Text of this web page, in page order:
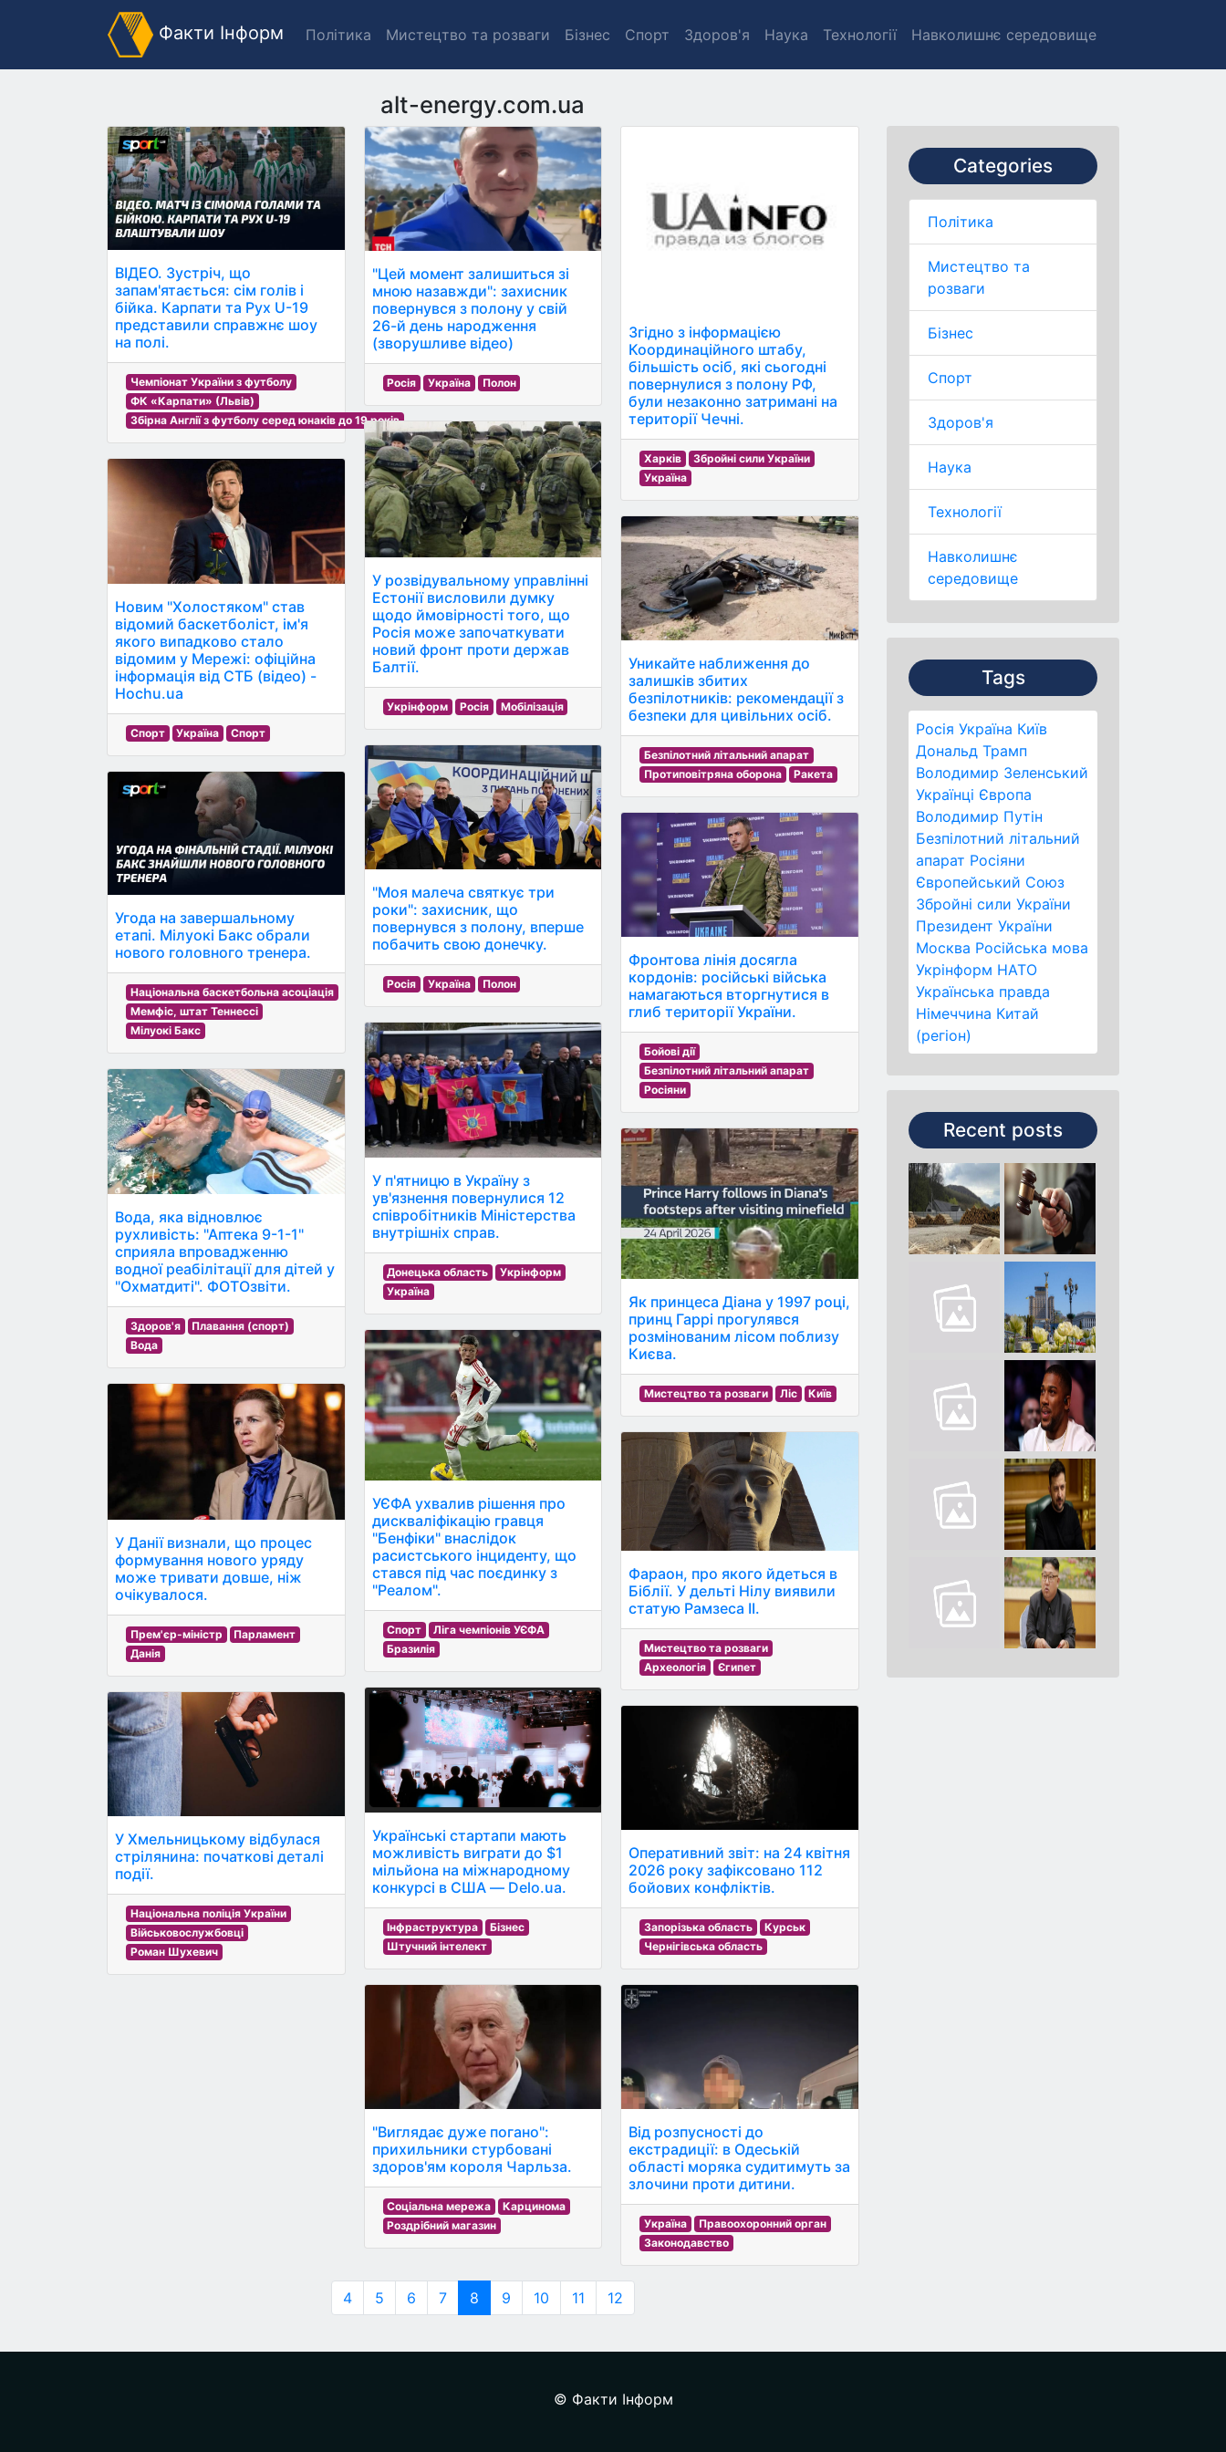
Факти Інформ Політика Мистецтво та розваги Бізнес Спорт Здоров'я Наука Технології Навколишнє середовище
alt-energy.com.ua
Categories
Політика
Мистецтво та
розваги
Бізнес
Спорт
Здоров'я
Наука
Технології
Навколишнє
середовище
Tags
Росія Україна Київ
Дональд Трамп
Володимир Зеленський
Українці Європа
Володимир Путін
Безпілотний літальний
апарат Росіяни
Європейський Союз
Збройні сили України
Президент України
Москва Російська мова
Укрінформ НАТО
Українська правда
Німеччина Китай
(регіон)
Recent posts
ВІДЕО. Зустріч, що
запам'ятається: сім голів і
бійка. Карпати та Рух U-19
представили справжнє шоу
на полі.
Чемпіонат України з футболу
ФК «Карпати» (Львів)
Збірна Англії з футболу серед юнаків до 19 років
Новим "Холостяком" став
відомий баскетболіст, ім'я
якого випадково стало
відомим у Мережі: офіційна
інформація від СТБ (відео) -
Hochu.ua
Спорт Україна Спорт
Угода на завершальному
етапі. Мілуокі Бакс обрали
нового головного тренера.
Національна баскетбольна асоціація
Мемфіс, штат Теннессі
Мілуокі Бакс
Вода, яка відновлює
рухливість: "Аптека 9-1-1"
сприяла впровадженню
водної реабілітації для дітей у
"Охматдиті". ФОТОзвіти.
Здоров'я
Плавання (спорт)
Вода
У Данії визнали, що процес
формування нового уряду
може тривати довше, ніж
очікувалося.
Прем'єр-міністр
Парламент
Данія
У Хмельницькому відбулася
стрілянина: початкові деталі
події.
Національна поліція України
Військовослужбовці
Роман Шухевич
"Цей момент залишиться зі
мною назавжди": захисник
повернувся з полону у свій
26-й день народження
(зворушливе відео)
Росія Україна Полон
У розвідувальному управлінні
Естонії висловили думку
щодо ймовірності того, що
Росія може започаткувати
новий фронт проти держав
Балтії.
Укрінформ Росія Мобілізація
"Моя малеча святкує три
роки": захисник, що
повернувся з полону, вперше
побачить свою донечку.
Росія Україна Полон
У п'ятницю в Україну з
ув'язнення повернулися 12
співробітників Міністерства
внутрішніх справ.
Донецька область
Укрінформ
Україна
УЄФА ухвалив рішення про
дискваліфікацію гравця
"Бенфіки" внаслідок
расистського інциденту, що
стався під час поєдинку з
"Реалом".
Спорт
Ліга чемпіонів УЄФА
Бразилія
Українські стартапи мають
можливість виграти до $1
мільйона на міжнародному
конкурсі в США — Delo.ua.
Інфраструктура
Бізнес
Штучний інтелект
"Виглядає дуже погано":
прихильники стурбовані
здоров'ям короля Чарльза.
Соціальна мережа
Карцинома
Роздрібний магазин
Згідно з інформацією
Координаційного штабу,
більшість осіб, які сьогодні
повернулися з полону РФ,
були незаконно затримані на
території Чечні.
Харків
Збройні сили України
Україна
Уникайте наближення до
залишків збитих
безпілотників: рекомендації з
безпеки для цивільних осіб.
Безпілотний літальний апарат
Протиповітряна оборона
Ракета
Фронтова лінія досягла
кордонів: російські війська
намагаються вторгнутися в
глиб території України.
Бойові дії
Безпілотний літальний апарат
Росіяни
Як принцеса Діана у 1997 році,
принц Гаррі прогулявся
розмінованим лісом поблизу
Києва.
Мистецтво та розваги Ліс Київ
Фараон, про якого йдеться в
Біблії. У дельті Нілу виявили
статую Рамзеса II.
Мистецтво та розваги
Археологія
Єгипет
Оперативний звіт: на 24 квітня
2026 року зафіксовано 112
бойових конфліктів.
Запорізька область
Курськ
Чернігівська область
Від розпусності до
екстрадиції: в Одеській
області моряка судитимуть за
злочини проти дитини.
Україна
Правоохоронний орган
Законодавство
4 5 6 7 8 9 10 11 12
© Факти Інформ